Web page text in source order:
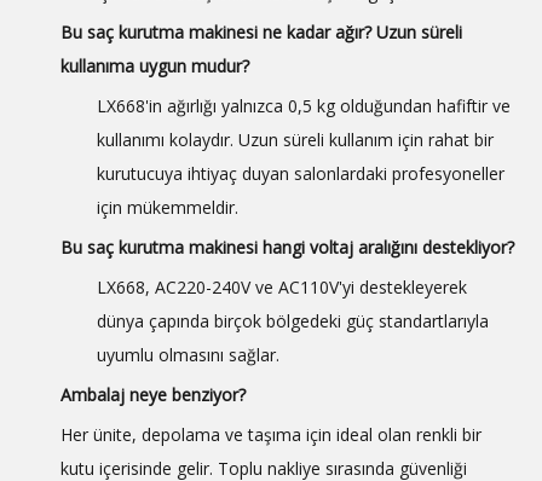
Bu saç kurutma makinesi ne kadar ağır? Uzun süreli
kullanıma uygun mudur?
LX668'in ağırlığı yalnızca 0,5 kg olduğundan hafiftir ve
kullanımı kolaydır. Uzun süreli kullanım için rahat bir
kurutucuya ihtiyaç duyan salonlardaki profesyoneller
için mükemmeldir.
Bu saç kurutma makinesi hangi voltaj aralığını destekliyor?
LX668, AC220-240V ve AC110V'yi destekleyerek
dünya çapında birçok bölgedeki güç standartlarıyla
uyumlu olmasını sağlar.
Ambalaj neye benziyor?
Her ünite, depolama ve taşıma için ideal olan renkli bir
kutu içerisinde gelir. Toplu nakliye sırasında güvenliği